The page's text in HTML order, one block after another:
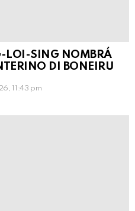
LOI-SING NOMBRÁ
DI BONEIRU
11:43 pm